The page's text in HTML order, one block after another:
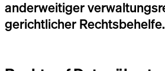
anderweitiger
gerichtlicher Rechtsbehelfe.